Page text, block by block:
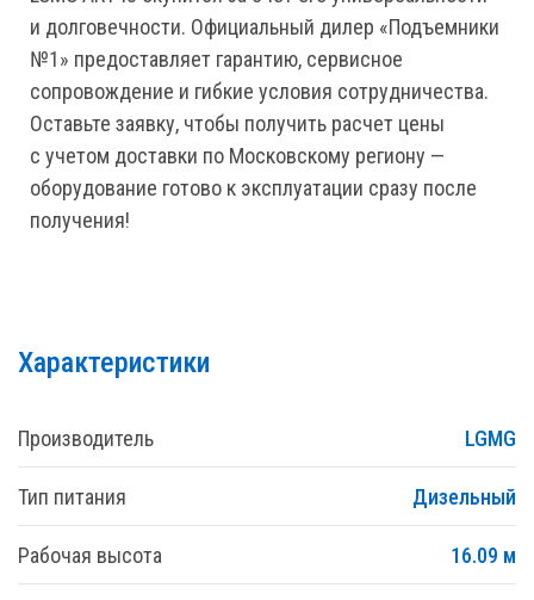
и долговечности. Официальный дилер «Подъемники
№1» предоставляет гарантию, сервисное
сопровождение и гибкие условия сотрудничества.
Оставьте заявку, чтобы получить расчет цены
с учетом доставки по Московскому региону —
оборудование готово к эксплуатации сразу после
получения!
Характеристики
Производитель LGMG
Тип питания Дизельный
Рабочая высота 16.09 м